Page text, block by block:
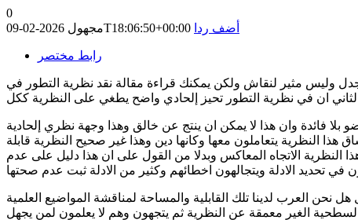
0
مجهول2026-02-09T18:06:50+00:00 أضف ردا
رابط مختصر
وليس مثير لنقاش ولكن يمكنك قراءة مقالة نقد نظرية التطور في
فائدة وان هذا لا يمكن ان ينتج عن خالق وهذا وجهة نظري إلحادية
النظرية يتعاملون معها وكانها دين وهذا غير صحيح النظرية قابلة
النظرية الاتجاه المعاكس وبدلا من القول على ان هذا دليل على عدم
العرب لدينا تلك القابلية والمساحة لمناقشة المواضيع العلمية
الغير معمقة عن النظرية ثم يتجهون وهم لا يعلمون لمن يجهل